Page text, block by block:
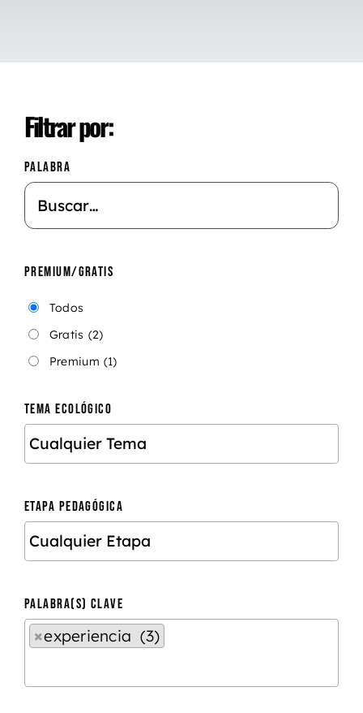
Filtrar por:
PALABRA
PREMIUM/GRATIS
Todos
Gratis (2)
Premium (1)
TEMA ECOLÓGICO
ETAPA PEDAGÓGICA
PALABRA(S) CLAVE
×experiencia (3)